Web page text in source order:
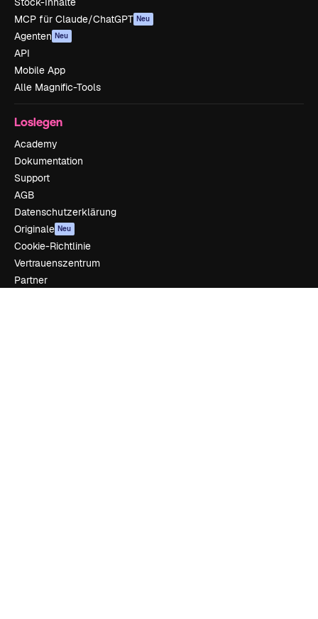
MCP für Claude/ChatGPT Neu
Agenten Neu
API
Mobile App
Alle Magnific-Tools
Loslegen
Academy
Dokumentation
Support
AGB
Datenschutzerklärung
Originale Neu
Cookie-Richtlinie
Vertrauenszentrum
Partner